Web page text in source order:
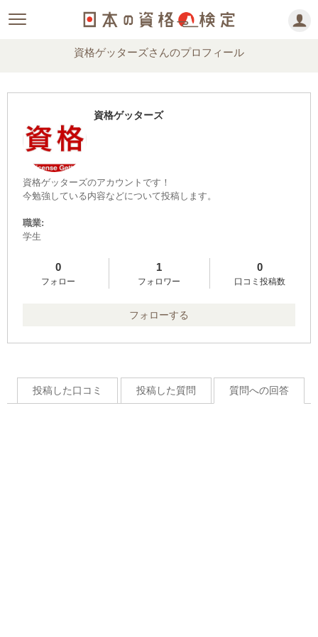
資格ゲッターズさんのプロフィール
資格ゲッターズ
資格ゲッターズのアカウントです！
今勉強している内容などについて投稿します。
職業:
学生
0
フォロー
1
フォロワー
0
口コミ投稿数
フォローする
投稿した口コミ 投稿した質問 質問への回答